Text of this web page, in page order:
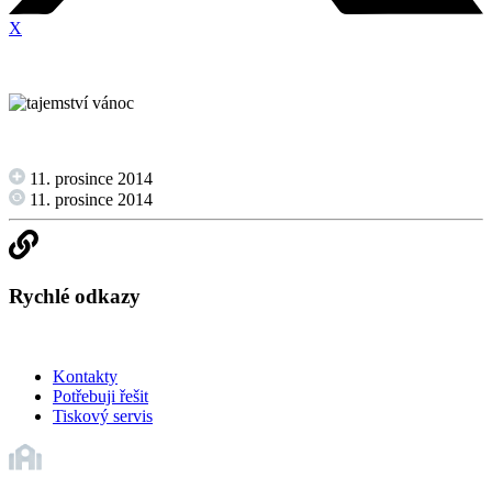
X
11. prosince 2014
11. prosince 2014
Rychlé odkazy
Kontakty
Potřebuji řešit
Tiskový servis